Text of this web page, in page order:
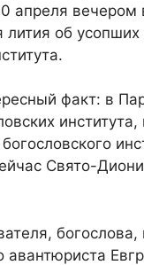
апреля
об усопших
факт: в
Свято-